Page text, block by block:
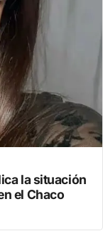
la situación
el Chaco